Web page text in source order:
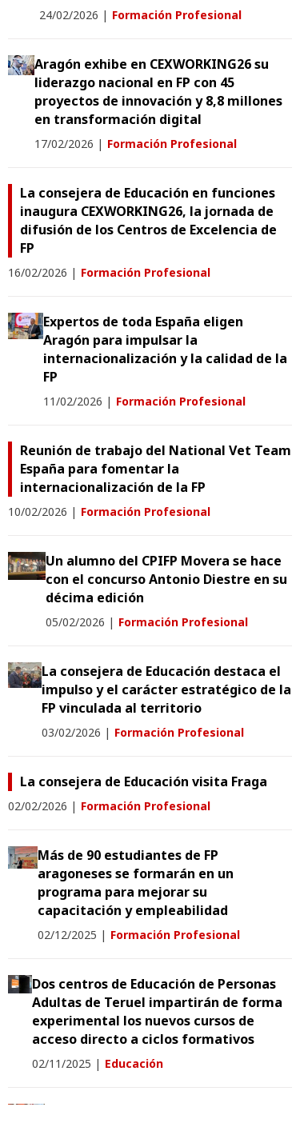
24/02/2026 | Formación Profesional
Aragón exhibe en CEXWORKING26 su
liderazgo nacional en FP con 45
proyectos de innovación y 8,8 millones
en transformación digital
17/02/2026 | Formación Profesional
La consejera de Educación en funciones
inaugura CEXWORKING26, la jornada de
difusión de los Centros de Excelencia de
FP
16/02/2026 | Formación Profesional
Expertos de toda España eligen
Aragón para impulsar la
internacionalización y la calidad de la
FP
11/02/2026 | Formación Profesional
Reunión de trabajo del National Vet Team
España para fomentar la
internacionalización de la FP
10/02/2026 | Formación Profesional
Un alumno del CPIFP Movera se hace
con el concurso Antonio Diestre en su
décima edición
05/02/2026 | Formación Profesional
La consejera de Educación destaca el
impulso y el carácter estratégico de la
FP vinculada al territorio
03/02/2026 | Formación Profesional
La consejera de Educación visita Fraga
02/02/2026 | Formación Profesional
Más de 90 estudiantes de FP
aragoneses se formarán en un
programa para mejorar su
capacitación y empleabilidad
02/12/2025 | Formación Profesional
Dos centros de Educación de Personas
Adultas de Teruel impartirán de forma
experimental los nuevos cursos de
acceso directo a ciclos formativos
02/11/2025 | Educación